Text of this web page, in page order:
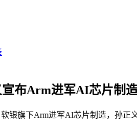
布Arm进军AI芯片制
软银旗下Arm进军AI芯片制造，孙正